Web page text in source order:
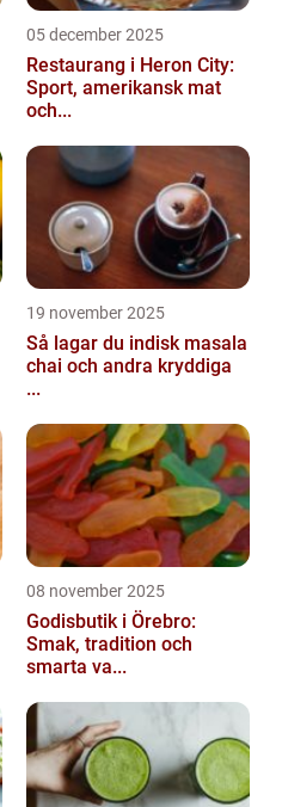
05 december 2025
Restaurang i Heron City:
Sport, amerikansk mat
och...
19 november 2025
Så lagar du indisk masala
chai och andra kryddiga
...
08 november 2025
Godisbutik i Örebro:
Smak, tradition och
smarta va...